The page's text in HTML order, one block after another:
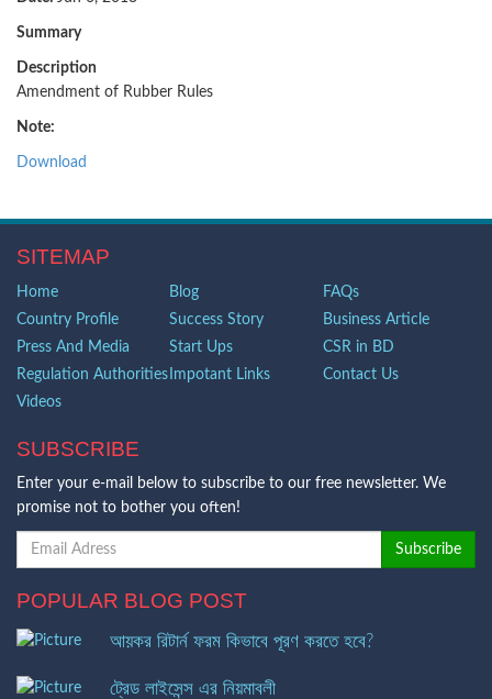
Summary
Description
Amendment of Rubber Rules
Note:
Download
SITEMAP
Home Blog
FAQs
Country Profile
Success Story
Business Article
Press And Media
Start Ups
CSR in BD
Regulation Authorities Impotant Links
Contact Us
Videos
SUBSCRIBE
Enter your e-mail below to subscribe to our free newsletter. We
promise not to bother you often!
POPULAR BLOG POST
আয়কর রিটার্ন ফরম কিভাবে পূরণ করতে হবে?
ট্রেড লাইসেন্স এর নিয়মাবলী